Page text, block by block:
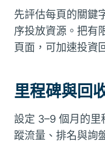
先評估每頁的關鍵
序投放資源。把有
頁面，可加速投資
里程碑與回
設定 3–9 個月的里
蹤流量、排名與詢